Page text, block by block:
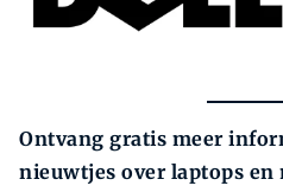
Ontvang gratis meer
nieuwtjes over laptops en